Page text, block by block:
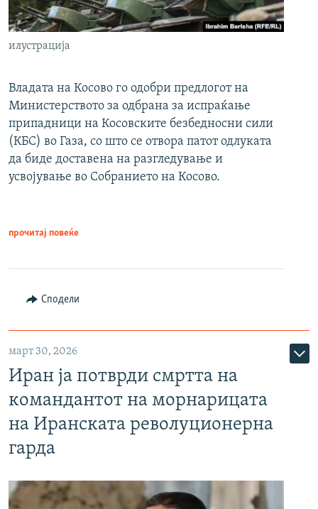
илустрација
Владата на Косово го одобри предлогот на
Министерството за одбрана за испраќање
припадници на Косовските безбедносни сили
(КБС) во Газа, со што се отвора патот одлуката
да биде доставена на разгледување и
усвојување во Собранието на Косово.
прочитај повеќе
Сподели
март 30, 2026
Иран ја потврди смртта на
командантот на морнарицата
на Иранската револуционерна
гарда